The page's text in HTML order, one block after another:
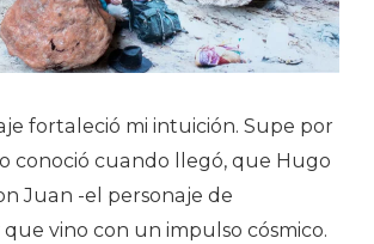
fortaleció mi intuición. Supe por
conoció cuando llegó, que Hugo
Juan -el personaje de
vino con un impulso cósmico.